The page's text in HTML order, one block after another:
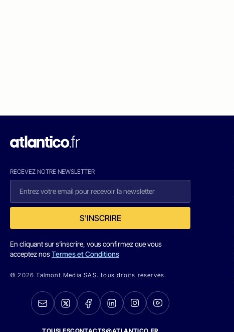
RECEVEZ NOTRE NEWSLETTER
S'INSCRIRE
En cliquant sur s'inscrire, vous confirmez que vous
acceptez nosTermes et Conditions
© 2026 Talmont Media SAS. tous droits réservés.